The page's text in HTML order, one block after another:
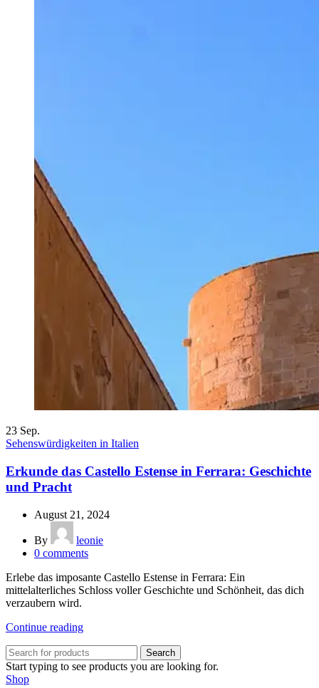
23 Sep.
Sehenswürdigkeiten in Italien
Erkunde das Castello Estense in Ferrara: Geschichte
und Pracht
August 21, 2024
By
leonie
0 comments
Erlebe das imposante Castello Estense in Ferrara: Ein
mittelalterliches Schloss voller Geschichte und Schönheit, das dich
verzaubern wird.
Continue reading
Search
Start typing to see products you are looking for.
Shop